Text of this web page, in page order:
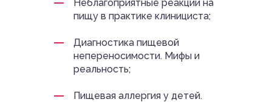
Неблагоприятные реакции на
пищу в практике клинициста;
Диагностика пищевой
непереносимости. Мифы и
реальность;
Пищевая аллергия у детей.